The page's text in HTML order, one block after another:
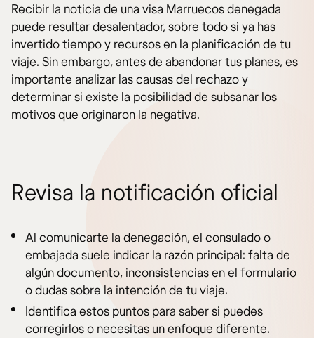
Recibir la noticia de una visa Marruecos denegada
puede resultar desalentador, sobre todo si ya has
invertido tiempo y recursos en la planificación de tu
viaje. Sin embargo, antes de abandonar tus planes, es
importante analizar las causas del rechazo y
determinar si existe la posibilidad de subsanar los
motivos que originaron la negativa.
Revisa la notificación oficial
Al comunicarte la denegación, el consulado o
embajada suele indicar la razón principal: falta de
algún documento, inconsistencias en el formulario
o dudas sobre la intención de tu viaje.
Identifica estos puntos para saber si puedes
corregirlos o necesitas un enfoque diferente.